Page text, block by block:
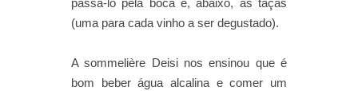
passá-lo pela boca e, abaixo, as taças
(uma para cada vinho a ser degustado).
A sommelière Deisi nos ensinou que é
bom beber água alcalina e comer um